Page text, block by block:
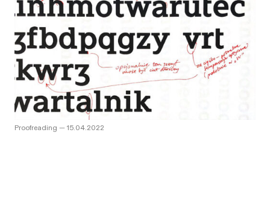
Freebie
Proces
Sklep
Kontakt
Proofreading —15.04.2022